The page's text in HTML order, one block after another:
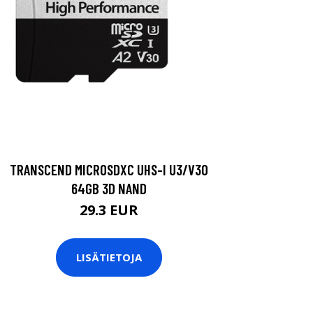
TRANSCEND MICROSDXC UHS-I U3/V30
64GB 3D NAND
29.3 EUR
LISÄTIETOJA